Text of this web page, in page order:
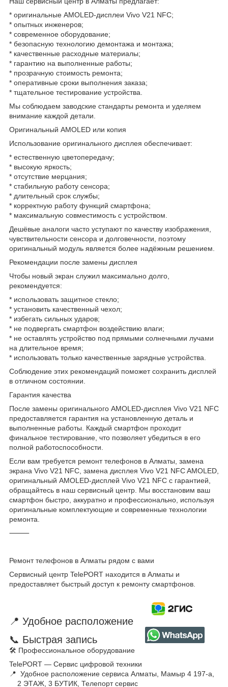
* оригинальные AMOLED-дисплеи Vivo V21 NFC;
* опытных инженеров;
* современное оборудование;
* безопасную технологию демонтажа и монтажа;
* качественные расходные материалы;
* гарантию на выполненные работы;
* прозрачную стоимость ремонта;
* оперативные сроки выполнения заказа;
* тщательное тестирование устройства.
Мы соблюдаем заводские стандарты ремонта и уделяем
внимание каждой детали.
Оригинальный AMOLED или копия
Использование оригинального дисплея обеспечивает:
* естественную цветопередачу;
* высокую яркость;
* отсутствие мерцания;
* стабильную работу сенсора;
* длительный срок службы;
* корректную работу функций смартфона;
* максимальную совместимость с устройством.
Дешёвые аналоги часто уступают по качеству изображения,
чувствительности сенсора и долговечности, поэтому
оригинальный модуль является более надёжным решением.
Рекомендации после замены дисплея
Чтобы новый экран служил максимально долго,
рекомендуется:
* использовать защитное стекло;
* установить качественный чехол;
* избегать сильных ударов;
* не подвергать смартфон воздействию влаги;
* не оставлять устройство под прямыми солнечными лучами
на длительное время;
* использовать только качественные зарядные устройства.
Соблюдение этих рекомендаций поможет сохранить дисплей
в отличном состоянии.
Гарантия качества
После замены оригинального AMOLED-дисплея Vivo V21 NFC
предоставляется гарантия на установленную деталь и
выполненные работы. Каждый смартфон проходит
финальное тестирование, что позволяет убедиться в его
полной работоспособности.
Если вам требуется ремонт телефонов в Алматы, замена
экрана Vivo V21 NFC, замена дисплея Vivo V21 NFC AMOLED,
оригинальный AMOLED-дисплей Vivo V21 NFC с гарантией,
обращайтесь в наш сервисный центр. Мы восстановим ваш
смартфон быстро, аккуратно и профессионально, используя
оригинальные комплектующие и современные технологии
ремонта.
⸻
Ремонт телефонов в Алматы рядом с вами
Сервисный центр TelePORT находится в Алматы и
предоставляет быстрый доступ к ремонту смартфонов.
📍 Удобное расположение
📞 Быстрая запись
🛠 Профессиональное оборудование
TelePORT — Сервис цифровой техники
📍 Удобное расположение сервиса Алматы, Мамыр 4 197-а,
2 ЭТАЖ, 3 БУТИК, Телепорт сервис